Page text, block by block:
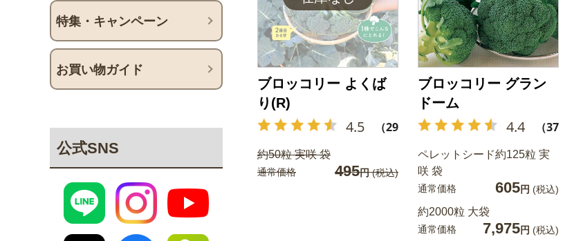
特集・キャンペーン
お買い物ガイド
公式SNS
ブロッコリー よくば
り(R)
4.5 （29）
約50粒 実咲 袋
通常価格 495円(税込)
ブロッコリー グラン
ドーム
4.4 （37）
ペレットシード約125粒 実
咲 袋
通常価格 605円 (税込)
約2000粒 大袋
通常価格 7,975円 (税込)